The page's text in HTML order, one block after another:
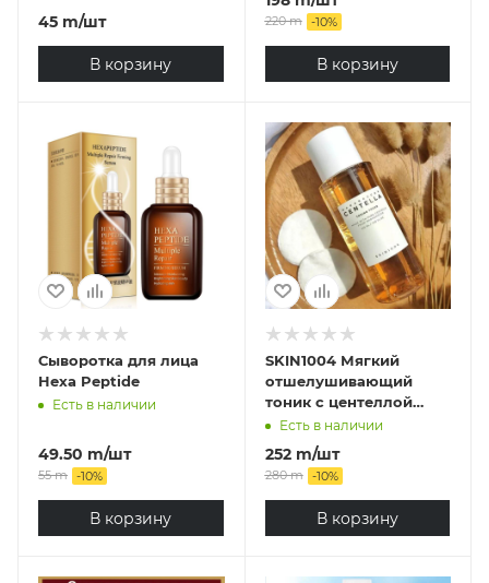
45 m/шт
В корзину
220m -10%
В корзину
Сыворотка для лица
Hexa Peptide
Есть в наличии
49.50 m/шт
55m -10%
В корзину
SKIN1004 Мягкий
отшелушивающий
тоник с центеллой
/SKIN1004 Madagascar
Centella Toning Toner,
210 мл
Есть в наличии
252m/шт
280m -10%
В корзину